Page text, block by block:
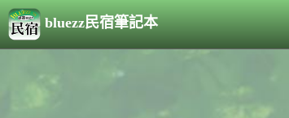
bluezz民宿筆記本